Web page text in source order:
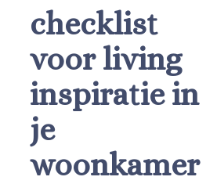
checklist
voor living
inspiratie in
je
woonkamer